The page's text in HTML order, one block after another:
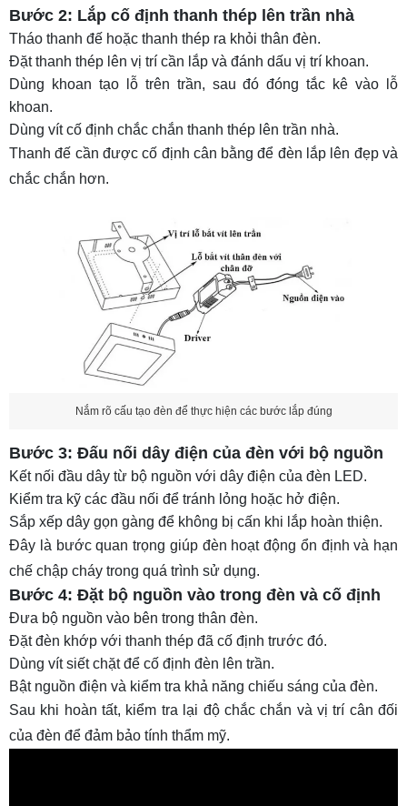
Bước 2: Lắp cố định thanh thép lên trần nhà
Tháo thanh đế hoặc thanh thép ra khỏi thân đèn.
Đặt thanh thép lên vị trí cần lắp và đánh dấu vị trí khoan.
Dùng khoan tạo lỗ trên trần, sau đó đóng tắc kê vào lỗ
khoan.
Dùng vít cố định chắc chắn thanh thép lên trần nhà.
Thanh đế cần được cố định cân bằng để đèn lắp lên đẹp và
chắc chắn hơn.
Nắm rõ cấu tạo đèn để thực hiện các bước lắp đúng
Bước 3: Đấu nối dây điện của đèn với bộ nguồn
Kết nối đầu dây từ bộ nguồn với dây điện của đèn LED.
Kiểm tra kỹ các đầu nối để tránh lỏng hoặc hở điện.
Sắp xếp dây gọn gàng để không bị cấn khi lắp hoàn thiện.
Đây là bước quan trọng giúp đèn hoạt động ổn định và hạn
chế chập cháy trong quá trình sử dụng.
Bước 4: Đặt bộ nguồn vào trong đèn và cố định
Đưa bộ nguồn vào bên trong thân đèn.
Đặt đèn khớp với thanh thép đã cố định trước đó.
Dùng vít siết chặt để cố định đèn lên trần.
Bật nguồn điện và kiểm tra khả năng chiếu sáng của đèn.
Sau khi hoàn tất, kiểm tra lại độ chắc chắn và vị trí cân đối
của đèn để đảm bảo tính thẩm mỹ.